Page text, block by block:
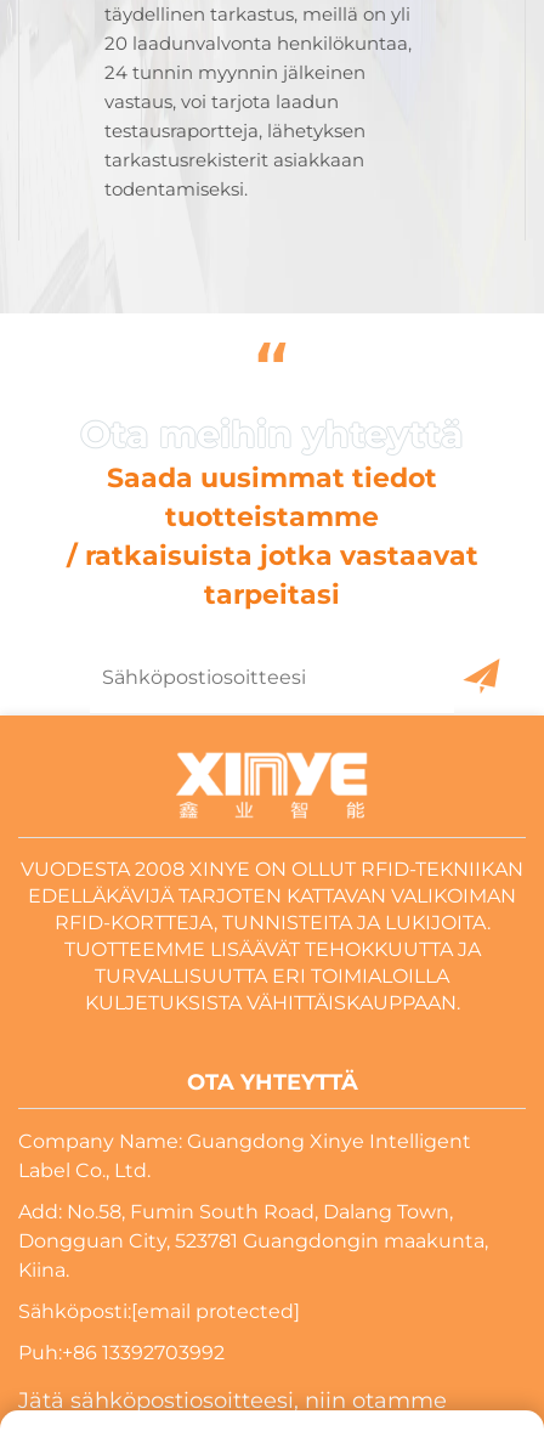
täydellinen tarkastus, meillä on yli
20 laadunvalvonta henkilökuntaa,
24 tunnin myynnin jälkeinen
vastaus, voi tarjota laadun
testausraportteja, lähetyksen
tarkastusrekisterit asiakkaan
todentamiseksi.
“
Saada uusimmat tiedot
tuotteistamme
/ ratkaisuista jotka vastaavat
tarpeitasi
VUODESTA 2008 XINYE ON OLLUT RFID-TEKNIIKAN
EDELLÄKÄVIJÄ TARJOTEN KATTAVAN VALIKOIMAN
RFID-KORTTEJA, TUNNISTEITA JA LUKIJOITA.
TUOTTEEMME LISÄÄVÄT TEHOKKUUTTA JA
TURVALLISUUTTA ERI TOIMIALOILLA
KULJETUKSISTA VÄHITTÄISKAUPPAAN.
OTA YHTEYTTÄ
Company Name: Guangdong Xinye Intelligent
Label Co., Ltd.
Add: No.58, Fumin South Road, Dalang Town,
Dongguan City, 523781 Guangdongin maakunta,
Kiina.
Sähköposti:[email protected]
Puh:+86 13392703992
Jätä sähköpostiosoitteesi, niin otamme